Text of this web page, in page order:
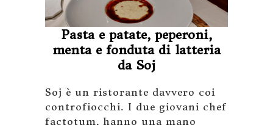
Pasta e patate, peperoni,
menta e fonduta di latteria
da Soj
Soj è un ristorante davvero coi
controfiocchi. I due giovani chef
factotum, hanno una mano